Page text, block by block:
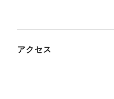
アクセス